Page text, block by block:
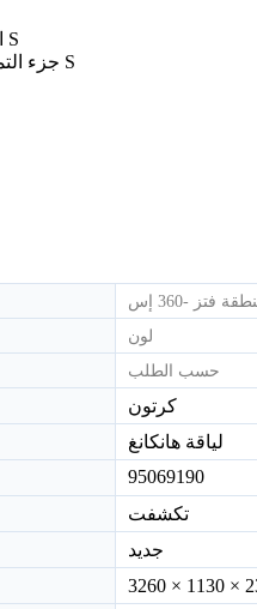
النوع: منطقة التدريب الوظيفي على شكل حرف S
جزء التمرين: منطقة التدريب الوظيفي على شكل حرف S
فتز -360 إس
لون
حسب الطلب
كرتون
لياقة هانكانغ
95069190
تكشفت
جديد